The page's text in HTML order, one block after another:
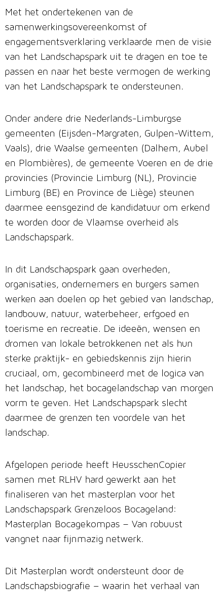
Met het ondertekenen van de
samenwerkingsovereenkomst of
engagementsverklaring verklaarde men de visie
van het Landschapspark uit te dragen en toe te
passen en naar het beste vermogen de werking
van het Landschapspark te ondersteunen.
Onder andere drie Nederlands-Limburgse
gemeenten (Eijsden-Margraten, Gulpen-Wittem,
Vaals), drie Waalse gemeenten (Dalhem, Aubel
en Plombières), de gemeente Voeren en de drie
provincies (Provincie Limburg (NL), Provincie
Limburg (BE) en Province de Liège) steunen
daarmee eensgezind de kandidatuur om erkend
te worden door de Vlaamse overheid als
Landschapspark.
In dit Landschapspark gaan overheden,
organisaties, ondernemers en burgers samen
werken aan doelen op het gebied van landschap,
landbouw, natuur, waterbeheer, erfgoed en
toerisme en recreatie. De ideeën, wensen en
dromen van lokale betrokkenen net als hun
sterke praktijk- en gebiedskennis zijn hierin
cruciaal, om, gecombineerd met de logica van
het landschap, het bocagelandschap van morgen
vorm te geven. Het Landschapspark slecht
daarmee de grenzen ten voordele van het
landschap.
Afgelopen periode heeft HeusschenCopier
samen met RLHV hard gewerkt aan het
finaliseren van het masterplan voor het
Landschapspark Grenzeloos Bocageland:
Masterplan Bocagekompas – Van robuust
vangnet naar fijnmazig netwerk.
Dit Masterplan wordt ondersteunt door de
Landschapsbiografie – waarin het verhaal van